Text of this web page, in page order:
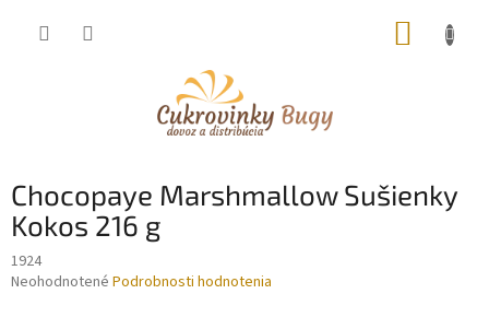
Chocopaye Marshmallow Sušienky
Kokos 216 g
1924
Priemerné
Neohodnotené Podrobnosti hodnotenia